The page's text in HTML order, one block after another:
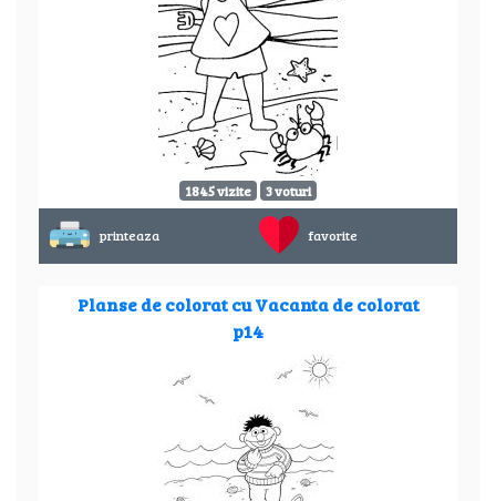
1845 vizite 3 voturi
printeaza favorite
Planse de colorat cu Vacanta de colorat
p14